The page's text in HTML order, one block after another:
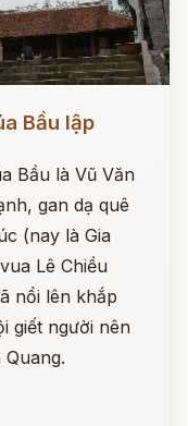
Bầu lập
Bầu là Vũ Văn
gan dạ quê
(nay là Gia
Lê Chiều
nổi lên khắp
giết người nên